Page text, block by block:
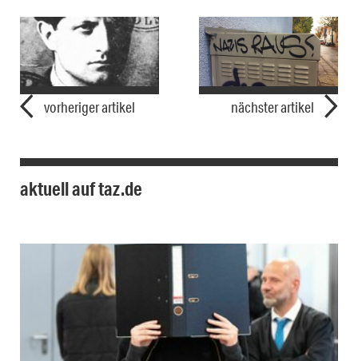
vorheriger artikel nächster artikel
aktuell auf taz.de